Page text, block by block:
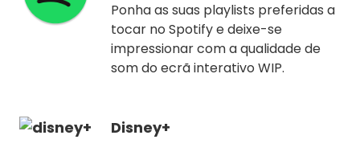
Ponha as suas playlists preferidas a
tocar no Spotify e deixe-se
impressionar com a qualidade de
som do ecrã interativo WIP.
Disney+